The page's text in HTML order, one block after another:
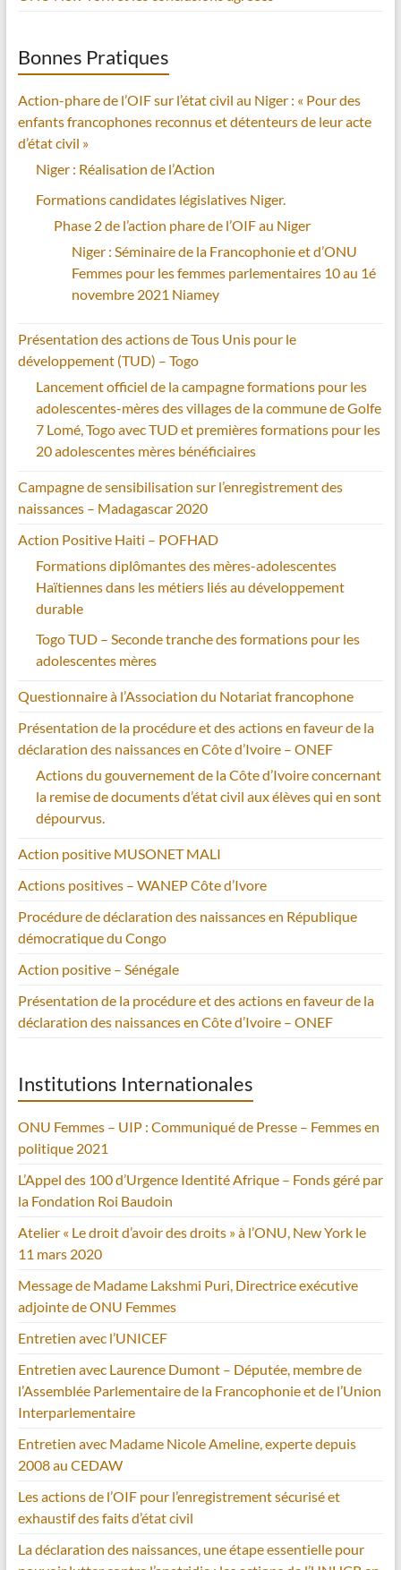
Bonnes Pratiques
Action-phare de l’OIF sur l’état civil au Niger : « Pour des
enfants francophones reconnus et détenteurs de leur acte
d’état civil »
Niger : Réalisation de l’Action
Formations candidates législatives Niger.
Phase 2 de l’action phare de l’OIF au Niger
Niger : Séminaire de la Francophonie et d’ONU
Femmes pour les femmes parlementaires 10 au 1é
novembre 2021 Niamey
Présentation des actions de Tous Unis pour le
développement (TUD) – Togo
Lancement officiel de la campagne formations pour les
adolescentes-mères des villages de la commune de Golfe
7 Lomé, Togo avec TUD et premières formations pour les
20 adolescentes mères bénéficiaires
Campagne de sensibilisation sur l’enregistrement des
naissances – Madagascar 2020
Action Positive Haiti – POFHAD
Formations diplômantes des mères-adolescentes
Haïtiennes dans les métiers liés au développement
durable
Togo TUD – Seconde tranche des formations pour les
adolescentes mères
Questionnaire à l’Association du Notariat francophone
Présentation de la procédure et des actions en faveur de la
déclaration des naissances en Côte d’Ivoire – ONEF
Actions du gouvernement de la Côte d’Ivoire concernant
la remise de documents d’état civil aux élèves qui en sont
dépourvus.
Action positive MUSONET MALI
Actions positives – WANEP Côte d’Ivore
Procédure de déclaration des naissances en République
démocratique du Congo
Action positive – Sénégale
Présentation de la procédure et des actions en faveur de la
déclaration des naissances en Côte d’Ivoire – ONEF
Institutions Internationales
ONU Femmes – UIP : Communiqué de Presse – Femmes en
politique 2021
L’Appel des 100 d’Urgence Identité Afrique – Fonds géré par
la Fondation Roi Baudoin
Atelier « Le droit d’avoir des droits » à l’ONU, New York le
11 mars 2020
Message de Madame Lakshmi Puri, Directrice exécutive
adjointe de ONU Femmes
Entretien avec l’UNICEF
Entretien avec Laurence Dumont – Députée, membre de
l’Assemblée Parlementaire de la Francophonie et de l’Union
Interparlementaire
Entretien avec Madame Nicole Ameline, experte depuis
2008 au CEDAW
Les actions de l’OIF pour l’enregistrement sécurisé et
exhaustif des faits d’état civil
La déclaration des naissances, une étape essentielle pour